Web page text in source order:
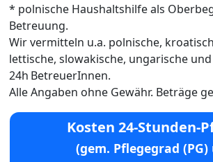
* polnische Haushaltshilfe als
Betreuung.
Wir vermitteln u.a. polnische,
lettische, slowakische, ungarische
24h BetreuerInnen.
Alle Angaben ohne Gewähr. Beträge
Kosten 24-Stunden-
(gem. Pflegegrad (PG)